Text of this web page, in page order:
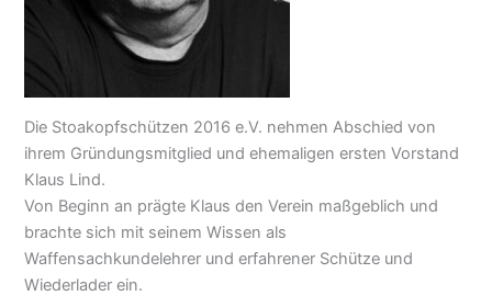
Die Stoakopfschützen 2016 e.V. nehmen Abschied von
ihrem Gründungsmitglied und ehemaligen ersten Vorstand
Klaus Lind.
Von Beginn an prägte Klaus den Verein maßgeblich und
brachte sich mit seinem Wissen als
Waffensachkundelehrer und erfahrener Schütze und
Wiederlader ein.